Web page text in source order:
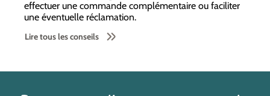
effectuer une commande complémentaire ou faciliter
une éventuelle réclamation.
Lire tous les conseils